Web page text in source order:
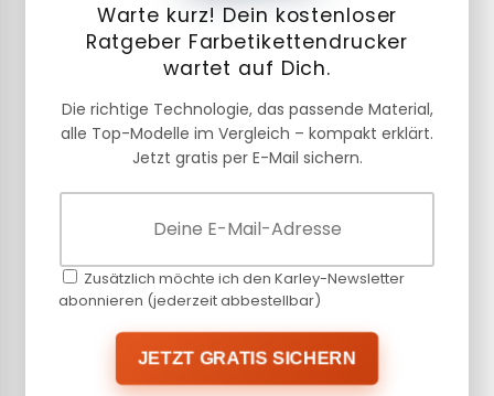
Warte kurz! Dein kostenloser
Ratgeber Farbetikettendrucker
wartet auf Dich.
Die richtige Technologie, das passende Material,
alle Top-Modelle im Vergleich – kompakt erklärt.
Jetzt gratis per E-Mail sichern.
Zusätzlich möchte ich den Karley-Newsletter
abonnieren (jederzeit abbestellbar)
JETZT GRATIS SICHERN